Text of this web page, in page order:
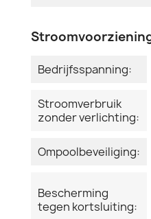
Bedrijfsspanning:
Stroomverbruik
zonder verlichting:
Ompoolbeveiliging:
Bescherming
tegen kortsluiting: